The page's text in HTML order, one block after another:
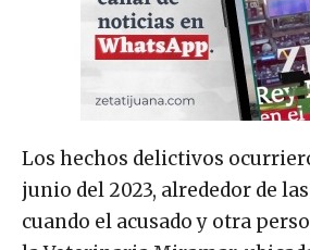
Los hechos delictivos
junio del 2023, alrededor de
cuando el acusado y otra